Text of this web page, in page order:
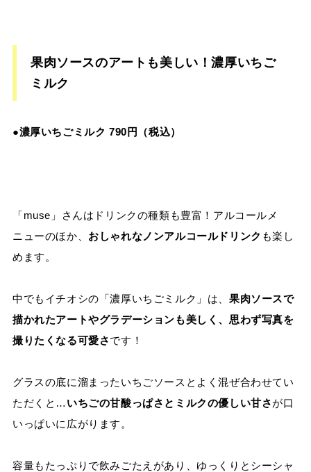
果肉ソースのアートも美しい！濃厚いちご
ミルク
●濃厚いちごミルク 790円（税込）
「muse」さんはドリンクの種類も豊富！アルコールメ
ニューのほか、 おしゃれなノンアルコールドリンク も楽し
めます。
中でもイチオシの「濃厚いちごミルク」は、 果肉ソースで
描かれたアートやグラデーションも美しく、思わず写真を
撮りたくなる可愛さです！
グラスの底に溜まったいちごソースとよく混ぜ合わせてい
ただくと… いちごの甘酸っぱさとミルクの優しい甘さが口
いっぱいに広がります。
容量もたっぷりで飲みごたえがあり、ゆっくりとシーシャ